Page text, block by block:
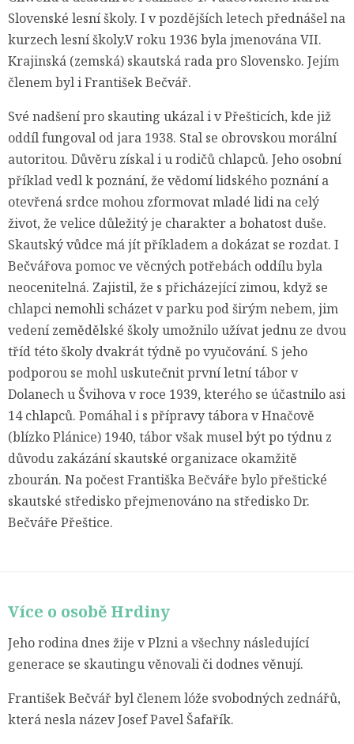
Slovenské lesní školy. I v pozdějších letech přednášel na
kurzech lesní školy.V roku 1936 byla jmenována VII.
Krajinská (zemská) skautská rada pro Slovensko. Jejím
členem byl i František Bečvář.
Své nadšení pro skauting ukázal i v Přešticích, kde již
oddíl fungoval od jara 1938. Stal se obrovskou morální
autoritou. Důvěru získal i u rodičů chlapců. Jeho osobní
příklad vedl k poznání, že vědomí lidského poznání a
otevřená srdce mohou zformovat mladé lidi na celý
život, že velice důležitý je charakter a bohatost duše.
Skautský vůdce má jít příkladem a dokázat se rozdat. I
Bečvářova pomoc ve věcných potřebách oddílu byla
neocenitelná. Zajistil, že s přicházející zimou, když se
chlapci nemohli scházet v parku pod širým nebem, jim
vedení zemědělské školy umožnilo užívat jednu ze dvou
tříd této školy dvakrát týdně po vyučování. S jeho
podporou se mohl uskutečnit první letní tábor v
Dolanech u Švihova v roce 1939, kterého se účastnilo asi
14 chlapců. Pomáhal i s přípravy tábora v Hnačově
(blízko Plánice) 1940, tábor však musel být po týdnu z
důvodu zakázání skautské organizace okamžitě
zbourán. Na počest Františka Bečváře bylo přeštické
skautské středisko přejmenováno na středisko Dr.
Bečváře Přeštice.
Více o osobě Hrdiny
Jeho rodina dnes žije v Plzni a všechny následující
generace se skautingu věnovali či dodnes věnují.
František Bečvář byl členem lóže svobodných zednářů,
která nesla název Josef Pavel Šafařík.